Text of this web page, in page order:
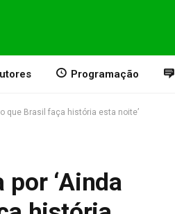
Programação
que Brasil faça história esta noite’
‘Ainda